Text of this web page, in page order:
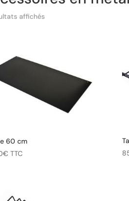
affichés
60 cm
€ TTC